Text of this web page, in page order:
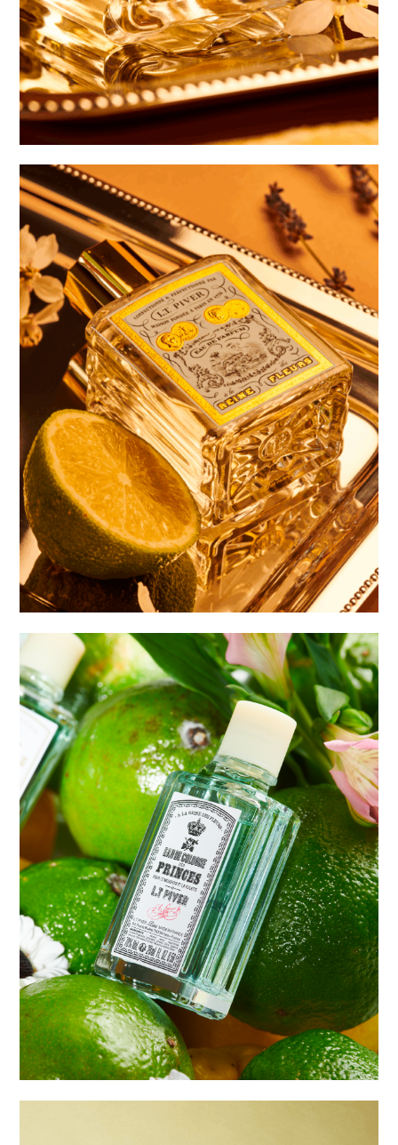
Loewe
Tom Ford
Adopt
Women in Olympics,
Paris 2024
Collection Platinium
Botox Cheveux
Madame La Présidente
Collection Platinium
MyLubie
Merci Handy
Blue edito ia
Codhor
Histoire d’Or
work
Carrière Frères
Studio La Précieuse